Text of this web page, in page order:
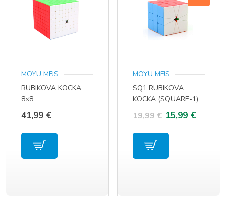
MOYU MFJS
RUBIKOVA KOCKA
8×8
41,99 €
MOYU MFJS
SQ1 RUBIKOVA
KOCKA (SQUARE-1)
3×3
19,99€ Izvorna
cijena
15,99 €